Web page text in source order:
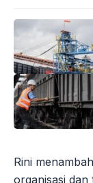
Rini
organisasi dan